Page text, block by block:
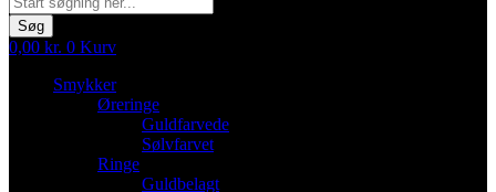
Søg
0,00 kr. 0 Kurv
Smykker
Øreringe
Guldfarvede
Sølvfarvet
Ringe
Guldbelagt